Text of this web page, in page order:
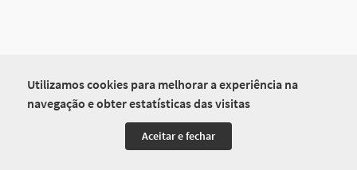
Utilizamos cookies para melhorar a experiência na
navegação e obter estatísticas das visitas
Aceitar e fechar